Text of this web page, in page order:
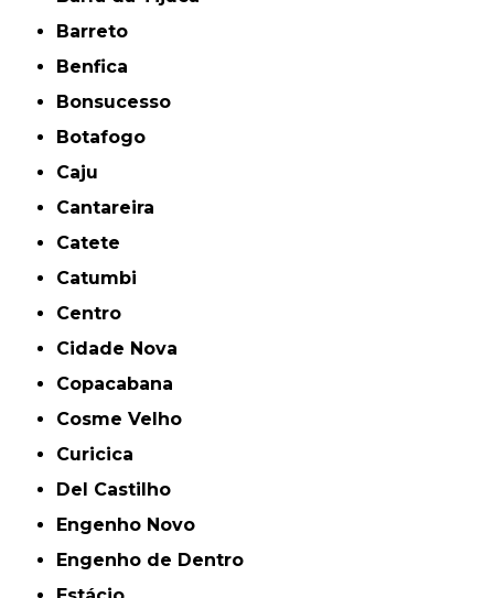
Barreto
Benfica
Bonsucesso
Botafogo
Caju
Cantareira
Catete
Catumbi
Centro
Cidade Nova
Copacabana
Cosme Velho
Curicica
Del Castilho
Engenho Novo
Engenho de Dentro